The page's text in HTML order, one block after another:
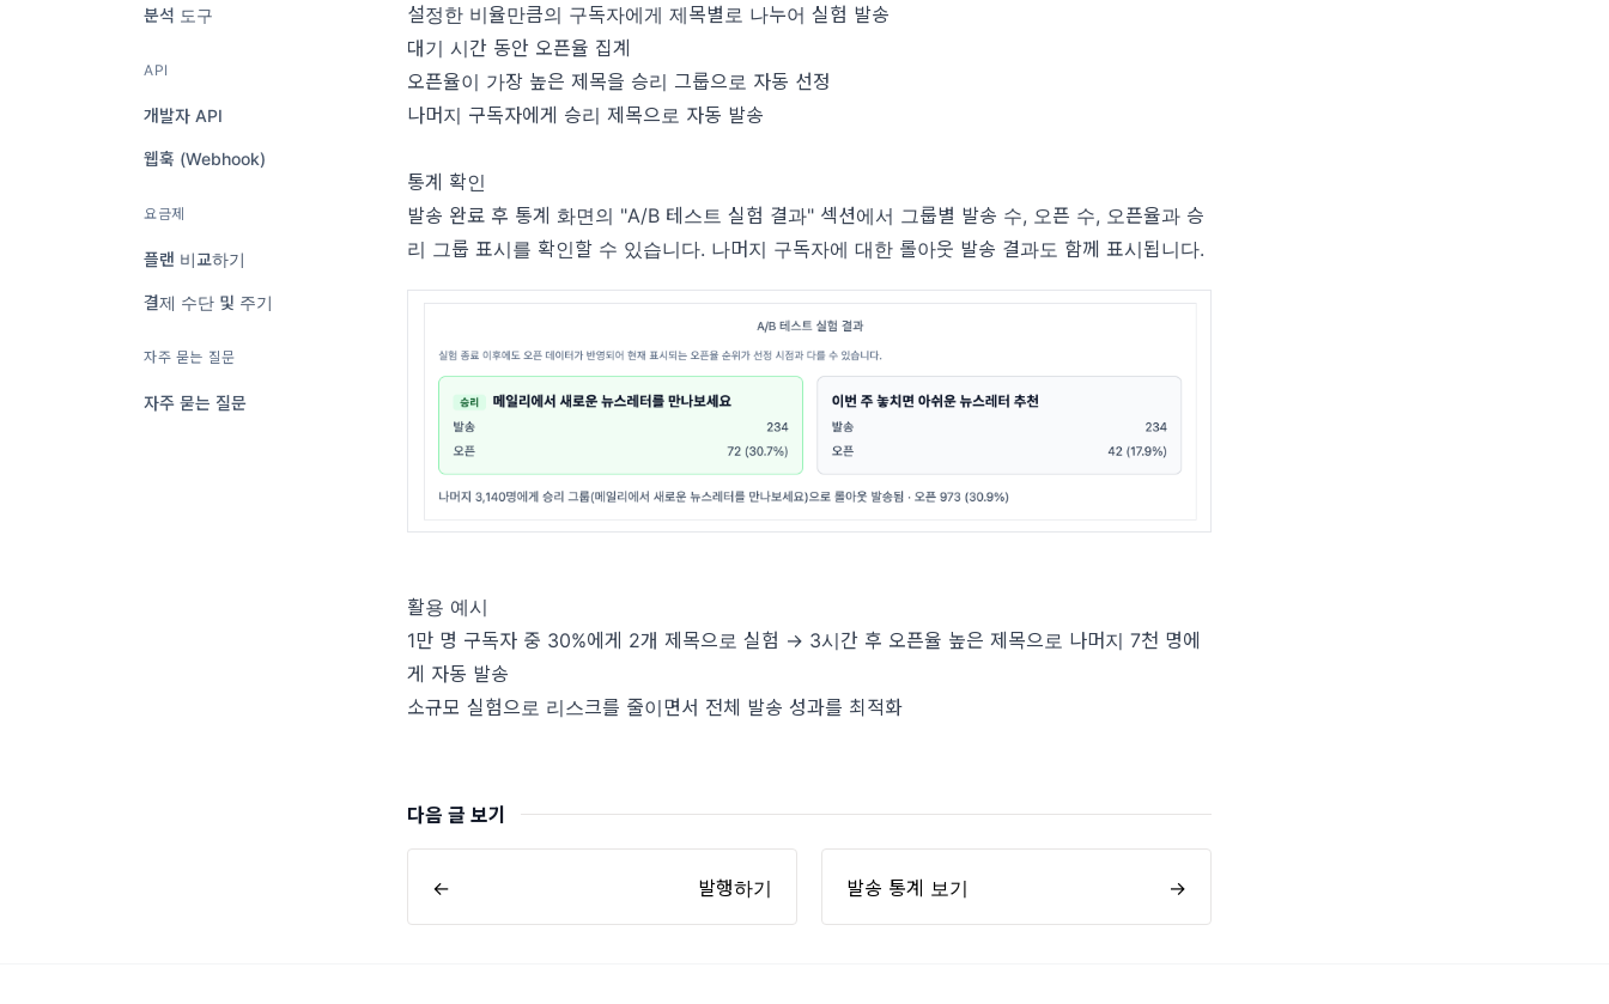
분석 도구
API
개발자 API
웹훅 (Webhook)
요금제
플랜 비교하기
결제 수단 및 주기
자주 묻는 질문
자주 묻는 질문
설정한 비율만큼의 구독자에게 제목별로 나누어 실험 발송
대기 시간 동안 오픈율 집계
오픈율이 가장 높은 제목을 승리 그룹으로 자동 선정
나머지 구독자에게 승리 제목으로 자동 발송
통계 확인
발송 완료 후 통계 화면의 "A/B 테스트 실험 결과" 섹션에서 그룹별 발송 수, 오픈 수, 오픈율과 승
리 그룹 표시를 확인할 수 있습니다. 나머지 구독자에 대한 롤아웃 발송 결과도 함께 표시됩니다.
활용 예시
1만 명 구독자 중 30%에게 2개 제목으로 실험 → 3시간 후 오픈율 높은 제목으로 나머지 7천 명에
게 자동 발송
소규모 실험으로 리스크를 줄이면서 전체 발송 성과를 최적화
다음 글 보기
← 발행하기 발송 통계 보기 →